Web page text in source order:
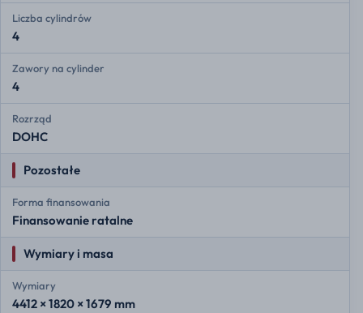
Liczba cylindrów
4
Zawory na cylinder
4
Rozrząd
DOHC
Pozostałe
Forma finansowania
Finansowanie ratalne
Wymiary i masa
Wymiary
4412 × 1820 × 1679 mm